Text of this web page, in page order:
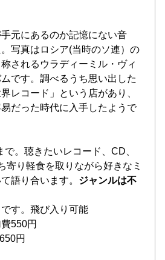
元にあるのか記憶にない音
写真はロシア(当時のソ連）の
されるウラディーミル・ヴィ
です。調べるうち思い出した
レコード」という店があり、
だった時代に入手したようで
。聴きたいレコード、CD、
寄り軽食を取りながら好きなミ
語り合います。 ジャンルは不
す。飛び入り可能
550円
円